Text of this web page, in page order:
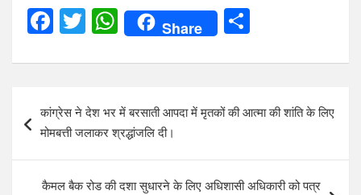
F
ce
b
o
k
T
tt
er
W
h
at
s
A
p
p
Share
ar
navigation
कांग्रेस ने देश भर में बरसाती आपदा में मृतकों की आत्मा की शांति के लिए
मोमबत्ती जलाकर श्रद्धांजलि दी।
कैमल बैक रोड की दशा सुधारने के लिए अधिशासी अधिकारी को पत्र